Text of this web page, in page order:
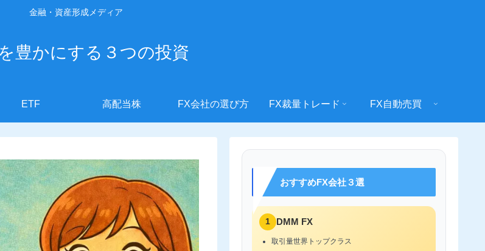
金融・資産形成メディア
豊かにする３つの投資
ETF 高配当株 FX会社の選び方 FX裁量トレード FX自動売買
おすすめFX会社３選
1 DMM FX
取引量世界トップクラス